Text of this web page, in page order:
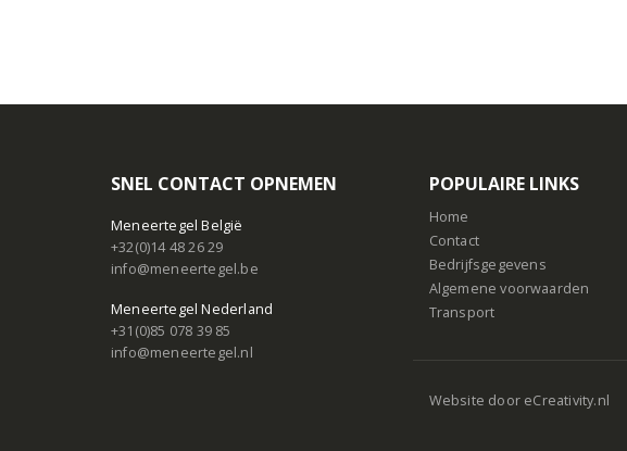
SNEL CONTACT OPNEMEN
Meneertegel België
+32(0)14 48 26 29
info@meneertegel.be
Meneertegel Nederland
+31(0)85 078 39 85
info@meneertegel.nl
POPULAIRE LINKS
Home
Contact
Bedrijfsgegevens
Algemene voorwaarden
Transport
Website door eCreativity.nl